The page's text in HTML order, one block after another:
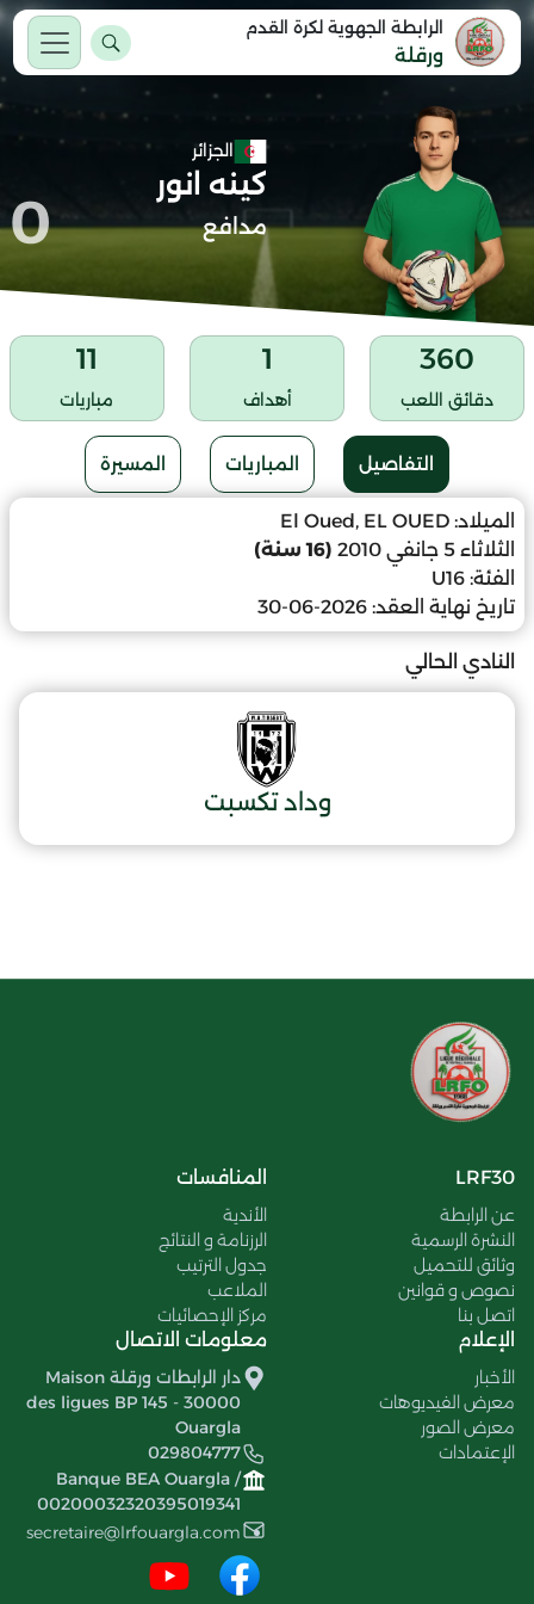
الرابطة الجهوية لكرة القدم
ورقلة
الجزائر
كينه انور
مدافع 0
360
دقائق اللعب
1
أهداف
11
مباريات
التفاصيل المباريات المسيرة
الميلاد: El Oued, EL OUED
الثلاثاء 5 جانفي 2010
(16 سنة)
الفئة: U16
تاريخ نهاية العقد: 2026-06-30
النادي الحالي
وداد تكسبت
LRF30
عن الرابطة
النشرة الرسمية
وثائق للتحميل
نصوص و قوانين
اتصل بنا
المنافسات
الأندية
الرزنامة و النتائج
جدول الترتيب
الملاعب
مركز الإحصائيات
الإعلام
الأخبار
معرض الفيديوهات
معرض الصور
الإعتمادات
معلومات الاتصال
دار الرابطات ورقلة Maison
des ligues BP 145 - 30000
Ouargla
029804777
Banque BEA Ouargla /
00200032320395019341
secretaire@lrfouargla.com